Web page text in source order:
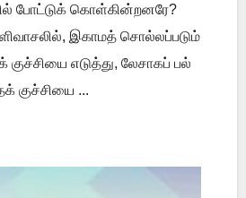
போட்டுக் கொள்கின்றனரே?
இகாமத் சொல்லப்படும்
குச்சியை எடுத்து, லேசாகப் பல்
குச்சியை ...